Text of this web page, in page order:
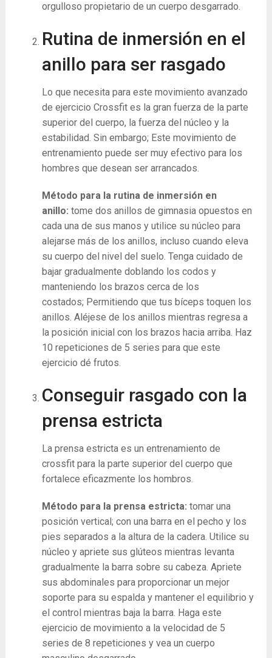
orgulloso propietario de un cuerpo desgarrado.
Rutina de inmersión en el
anillo para ser rasgado
Lo que necesita para este movimiento avanzado
de ejercicio Crossfit es la gran fuerza de la parte
superior del cuerpo, la fuerza del núcleo y la
estabilidad. Sin embargo; Este movimiento de
entrenamiento puede ser muy efectivo para los
hombres que desean ser arrancados.
Método para la rutina de inmersión en
anillo: tome dos anillos de gimnasia opuestos en
cada una de sus manos y utilice su núcleo para
alejarse más de los anillos, incluso cuando eleva
su cuerpo del nivel del suelo. Tenga cuidado de
bajar gradualmente doblando los codos y
manteniendo los brazos cerca de los
costados; Permitiendo que tus bíceps toquen los
anillos. Aléjese de los anillos mientras regresa a
la posición inicial con los brazos hacia arriba. Haz
10 repeticiones de 5 series para que este
ejercicio dé frutos.
Conseguir rasgado con la
prensa estricta
La prensa estricta es un entrenamiento de
crossfit para la parte superior del cuerpo que
fortalece eficazmente los hombros.
Método para la prensa estricta: tomar una
posición vertical; con una barra en el pecho y los
pies separados a la altura de la cadera. Utilice su
núcleo y apriete sus glúteos mientras levanta
gradualmente la barra sobre su cabeza. Apriete
sus abdominales para proporcionar un mejor
soporte para su espalda y mantener el equilibrio y
el control mientras baja la barra. Haga este
ejercicio de movimiento a la velocidad de 5
series de 8 repeticiones y vea un cuerpo